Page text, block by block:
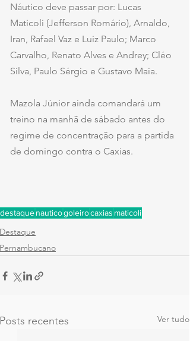
Náutico deve passar por: Lucas
Maticoli (Jefferson Romário), Arnaldo,
Iran, Rafael Vaz e Luiz Paulo; Marco
Carvalho, Renato Alves e Andrey; Cléo
Silva, Paulo Sérgio e Gustavo Maia.
Mazola Júnior ainda comandará um
treino na manhã de sábado antes do
regime de concentração para a partida
de domingo contra o Caxias.
destaquenauticogoleirocaxias maticoli
Destaque
Pernambucano
Posts recentes Ver tudo